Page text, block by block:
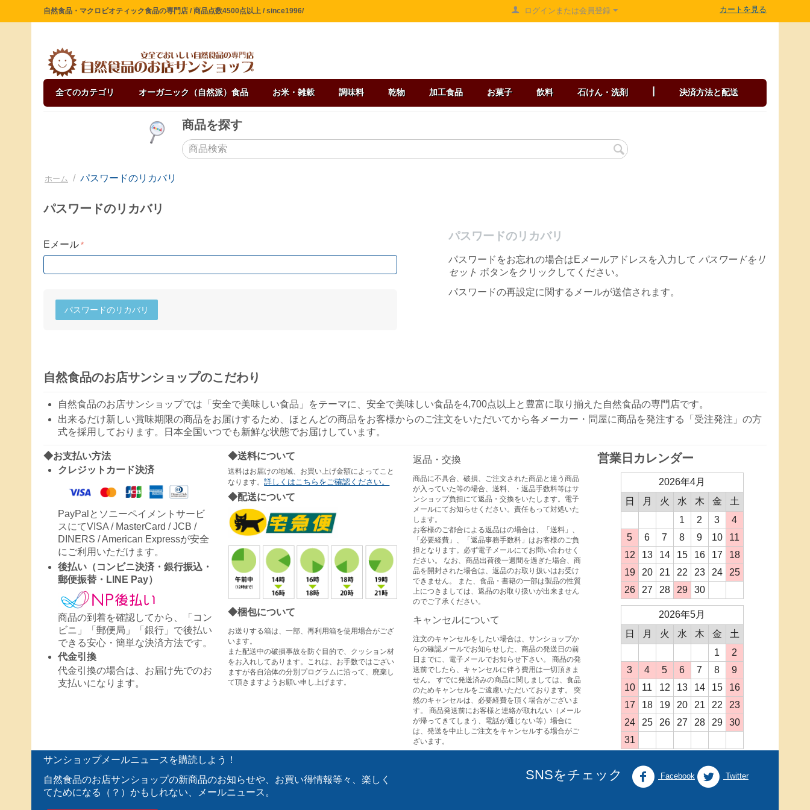
自然食品・マクロビオティック食品の専門店 / 商品点数4500点以上 / since1996/ ログインまたは会員登録 カートを見る
全てのカテゴリ オーガニック（自然派）食品 お米・雑穀 調味料 乾物 加工食品 お菓子 飲料 石けん・洗剤 決済方法と配送
商品を探す
ホーム / パスワードのリカバリ
パスワードのリカバリ
Eメール
パスワードのリカバリ
パスワードのリカバリ
パスワードをお忘れの場合はEメールアドレスを入力して パスワードをリ
セット ボタンをクリックしてください。
パスワードの再設定に関するメールが送信されます。
自然食品のお店サンショップのこだわり
自然食品のお店サンショップでは「安全で美味しい食品」をテーマに、安全で美味しい食品を4,700点以上と豊富に取り揃えた自然食品の専門店です。
出来るだけ新しい賞味期限の商品をお届けするため、ほとんどの商品をお客様からのご注文をいただいてから各メーカー・問屋に商品を発注する「受注発注」の方
式を採用しております。日本全国いつでも新鮮な状態でお届けしています。
◆お支払い方法
クレジットカード決済
PayPalとソニーペイメントサービ
スにてVISA / MasterCard / JCB /
DINERS / American Expressが安全
にご利用いただけます。
後払い（コンビニ決済・銀行振込・
郵便振替・LINE Pay）
商品の到着を確認してから、「コン
ビニ」「郵便局」「銀行」で後払い
できる安心・簡単な決済方法です。
代金引換
代金引換の場合は、お届け先でのお
支払いになります。
◆送料について
送料はお届けの地域、お買い上げ金額によってこと
なります。詳しくはこちらをご確認ください。
◆配送について
◆梱包について
お送りする箱は、一部、再利用箱を使用場合がござ
います。
また配送中の破損事故を防ぐ目的で、クッション材
をお入れしてあります。これは、お手数ではござい
ますが各自治体の分別プログラムに沿って、廃棄し
て頂きますようお願い申し上げます。
返品・交換
商品に不具合、破損、ご注文された商品と違う商品
が入っていた等の場合、送料、・返品手数料等はサ
ンショップ負担にて返品・交換をいたします。電子
メールにてお知らせください。責任もって対処いた
します。
お客様のご都合による返品はの場合は、「送料」、
「必要経費」、「返品事務手数料」はお客様のご負
担となります。必ず電子メールにてお問い合わせく
ださい。 なお、商品出荷後一週間を過ぎた場合、商
品を開封された場合は、返品のお取り扱いはお受け
できません。 また、食品・書籍の一部は製品の性質
上につきましては、返品のお取り扱いが出来ません
のでご了承ください。
キャンセルについて
注文のキャンセルをしたい場合は、サンショップか
らの確認メールでお知らせした、商品の発送日の前
日までに、電子メールでお知らせ下さい。 商品の発
送前でしたら、キャンセルに伴う費用は一切頂きま
せん。 すでに発送済みの商品に関しましては、食品
のためキャンセルをご遠慮いただいております。 突
然のキャンセルは、必要経費を頂く場合がございま
す。 商品発送前にお客様と連絡が取れない（メール
が帰ってきてしまう、電話が通じない等）場合に
は、発送を中止しご注文をキャンセルする場合がご
ざいます。
営業日カレンダー
2026年4月
日
月 火 水 木 金
土
1
2 3
4
5
6 7 8 9 10
11
12
13 14 15 16 17
18
19
20 21 22 23 24
25
26
27 28 29 30
2026年5月
日
月 火 水 木 金
土
1
2
3
4 5 6 7 8
9
10
11 12 13 14 15
16
17
18 19 20 21 22
23
24
25 26 27 28 29
30
31
サンショップメールニュースを購読しよう！
自然食品のお店サンショップの新商品のお知らせや、お買い得情報等々、楽しく
てためになる（？）かもしれない、メールニュース。
SNSをチェック Facebook Twitter